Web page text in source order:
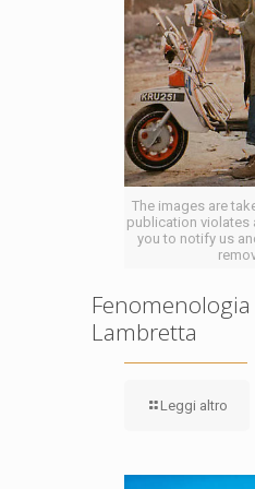
The images are
publication violates
you to notify us
Fenomenologia
Lambretta
Leggi altro